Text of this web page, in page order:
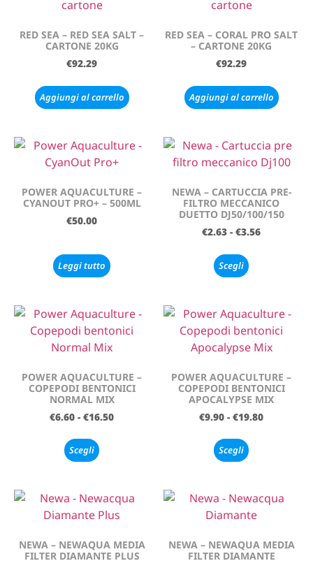
RED SEA – RED SEA SALT –
CARTONE 20KG
€92.29
Aggiungi al carrello
RED SEA – CORAL PRO SALT
– CARTONE 20KG
€92.29
Aggiungi al carrello
POWER AQUACULTURE –
CYANOUT PRO+ – 500ML
€50.00
Leggi tutto
NEWA – CARTUCCIA PRE-
FILTRO MECCANICO
DUETTO DJ50/100/150
€2.63 - €3.56
Scegli
POWER AQUACULTURE –
COPEPODI BENTONICI
NORMAL MIX
€6.60 - €16.50
Scegli
POWER AQUACULTURE –
COPEPODI BENTONICI
APOCALYPSE MIX
€9.90 - €19.80
Scegli
NEWA – NEWAQUA MEDIA
FILTER DIAMANTE PLUS
NEWA – NEWAQUA MEDIA
FILTER DIAMANTE